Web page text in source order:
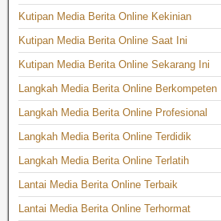
Kutipan Media Berita Online Kekinian
Kutipan Media Berita Online Saat Ini
Kutipan Media Berita Online Sekarang Ini
Langkah Media Berita Online Berkompeten
Langkah Media Berita Online Profesional
Langkah Media Berita Online Terdidik
Langkah Media Berita Online Terlatih
Lantai Media Berita Online Terbaik
Lantai Media Berita Online Terhormat